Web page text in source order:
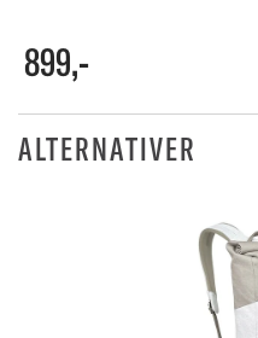
899,-
ALTERNATIVER